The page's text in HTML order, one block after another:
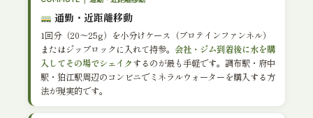
通勤・近距離移動
1回分（20〜25g）を小分けケース（プロテインファンネル）
またはジップロックに入れて持参。 会社・ジム到着後に水を購
入してその場でシェイクするのが最も手軽です。調布駅・府中
駅・狛江駅周辺のコンビニでミネラルウォーターを購入する方
法が現実的です。